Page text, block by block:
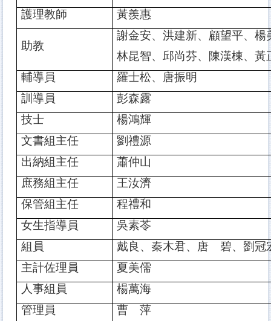
護理教師
黃羨惠
助教
謝金安、洪建新、顧望平、
林昆智、邱尚芬、 陳漢棟、黃
輔導員
羅士松、唐振明
訓導員
彭森露
技士
楊鴻輝
文書組主任
劉禮源
出納組主任
蕭仲山
庶務組主任
王汝濟
保管組主任
程禮和
女生指導員
吳素苓
組員
戴良、秦木君、唐 碧、劉冠
主計佐理員
夏美儒
人事組員
楊萬海
管理員
曹 萍